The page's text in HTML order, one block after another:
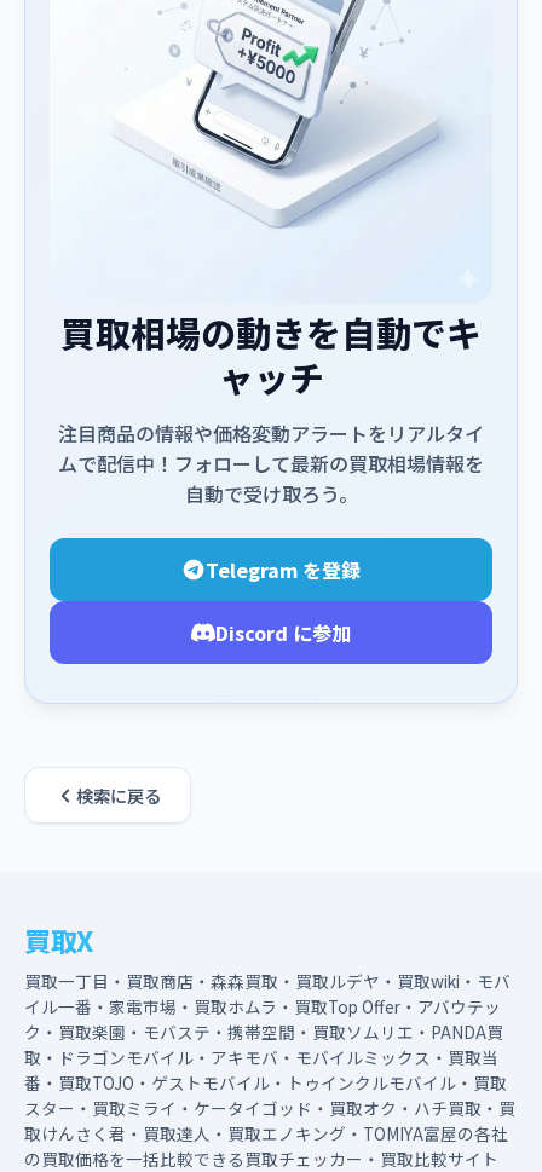
買取相場の動きを自動でキ
ャッチ
注目商品の情報や価格変動アラートをリアルタイ
ムで配信中！フォローして最新の買取相場情報を
自動で受け取ろう。
Telegram を登録
Discord に参加
検索に戻る
買取X
買取一丁目・買取商店・森森買取・買取ルデヤ・買取wiki・モバ
イル一番・家電市場・買取ホムラ・買取Top Offer・アバウテッ
ク・買取楽園・モバステ・携帯空間・買取ソムリエ・PANDA買
取・ドラゴンモバイル・アキモバ・モバイルミックス・買取当
番・買取TOJO・ゲストモバイル・トゥインクルモバイル・買取
スター・買取ミライ・ケータイゴッド・買取オク・ハチ買取・買
取けんさく君・買取達人・買取エノキング・TOMIYA富屋の各社
の買取価格を一括比較できる買取チェッカー・買取比較サイト